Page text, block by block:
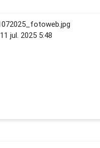
11 jul. 2025 5:48